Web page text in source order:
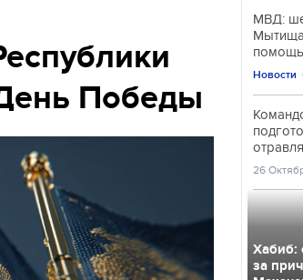
Происшествия
Победы
МВД:
Новости
26
Хабиб:
за